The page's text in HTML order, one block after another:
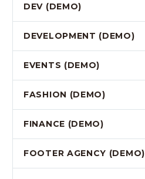
DEV (DEMO)
DEVELOPMENT (DEMO)
EVENTS (DEMO)
FASHION (DEMO)
FINANCE (DEMO)
FOOTER AGENCY (DEMO)